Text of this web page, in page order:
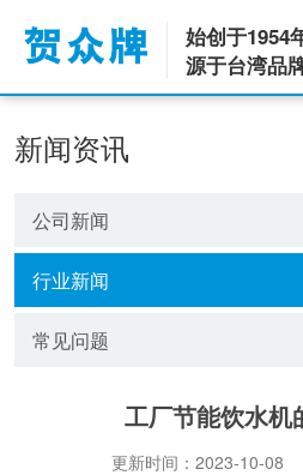
始创于1954
源于台湾品
新闻资讯
公司新闻
行业新闻
常见问题
工厂节能饮水机
更新时间：2023-10-08